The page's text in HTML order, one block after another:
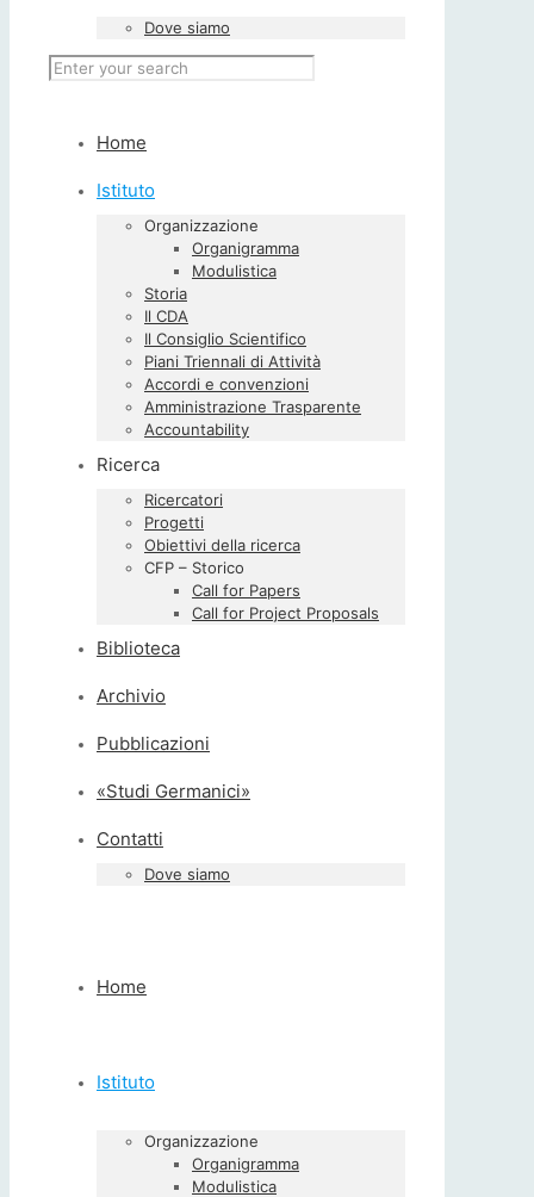
Dove siamo
Home
Istituto
Organizzazione
Organigramma
Modulistica
Storia
Il CDA
Il Consiglio Scientifico
Piani Triennali di Attività
Accordi e convenzioni
Amministrazione Trasparente
Accountability
Ricerca
Ricercatori
Progetti
Obiettivi della ricerca
CFP – Storico
Call for Papers
Call for Project Proposals
Biblioteca
Archivio
Pubblicazioni
«Studi Germanici»
Contatti
Dove siamo
Home
Istituto
Organizzazione
Organigramma
Modulistica